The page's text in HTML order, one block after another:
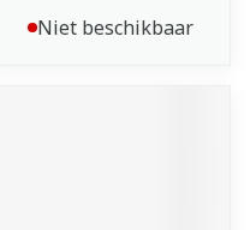
Niet beschikbaar